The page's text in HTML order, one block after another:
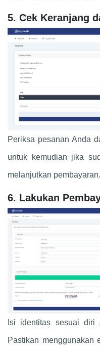
5. Cek Keranjang
Periksa pesanan Anda
untuk kemudian jika
melanjutkan pembayaran.
6. Lakukan
Isi identitas sesuai diri
Pastikan menggunakan